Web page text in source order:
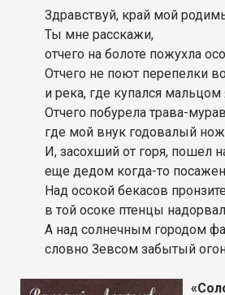
Здравствуй, край мой
Ты мне расскажи,
отчего на болоте пожухла
Отчего не поют перепелки
и река, где купался мальцом
Отчего побурела трава-
где мой внук годовалый
И, засохший от горя, пошел
еще дедом когда-то
Над осокой бекасов
в той осоке птенцы
А над солнечным городом
словно Зевсом забытый